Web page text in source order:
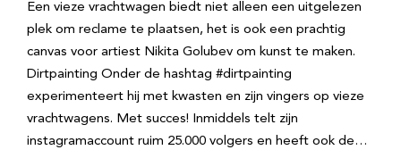
Een vieze vrachtwagen biedt niet alleen een uitgelezen
plek om reclame te plaatsen, het is ook een prachtig
canvas voor artiest Nikita Golubev om kunst te maken.
Dirtpainting Onder de hashtag #dirtpainting
experimenteert hij met kwasten en zijn vingers op vieze
vrachtwagens. Met succes! Inmiddels telt zijn
instagramaccount ruim 25.000 volgers en heeft ook de…